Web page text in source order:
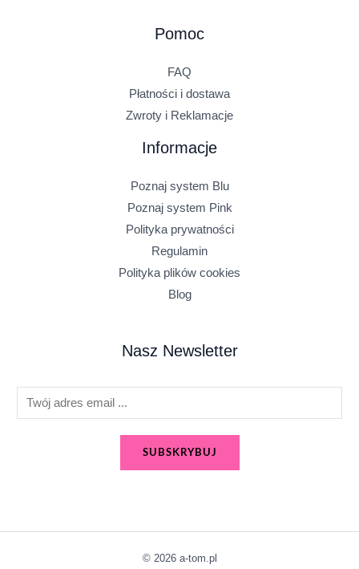
Pomoc
FAQ
Płatności i dostawa
Zwroty i Reklamacje
Informacje
Poznaj system Blu
Poznaj system Pink
Polityka prywatności
Regulamin
Polityka plików cookies
Blog
Nasz Newsletter
m
SUBSKRYBUJ
© 2026 a-tom.pl